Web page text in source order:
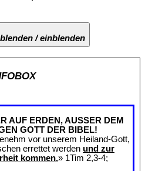
INFOBOX ausblenden / einblenden
AUF ERDEN, AUSSER DEM
GOTT DER BIBEL!
vor unserem Heiland-Gott,
errettet werden und zur
kommen.» 1Tim 2,3-4;